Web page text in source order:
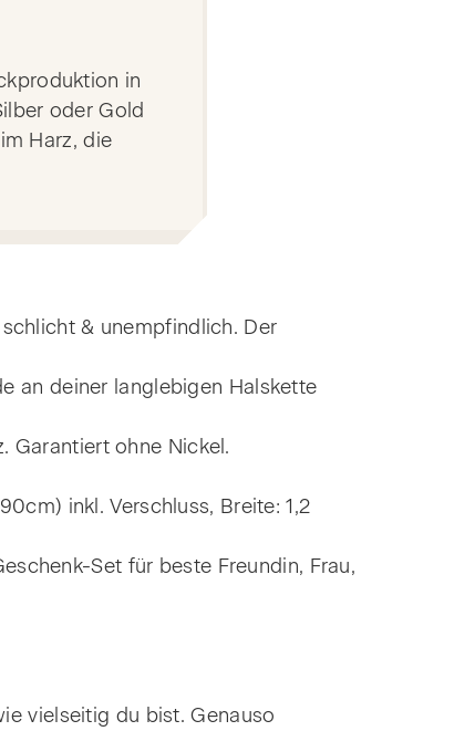
in
oder Gold
Harz, die
& unempfindlich. Der
an deiner langlebigen Halskette
Garantiert ohne Nickel.
inkl. Verschluss, Breite: 1,2
Set für beste Freundin, Frau,
vielseitig du bist. Genauso